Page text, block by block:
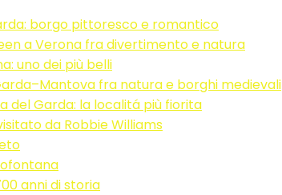
borgo pittoresco e romantico
a Verona fra divertimento e natura
uno dei più belli
fra natura e borghi medievali
del Garda: la localitá più fiorita
da Robbie Williams
anni di storia